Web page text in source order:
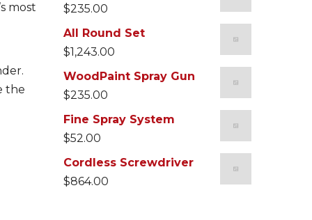
most
the
$235.00
All Round Set
$1,243.00
WoodPaint Spray Gun
$235.00
Fine Spray System
$52.00
Cordless Screwdriver
$864.00